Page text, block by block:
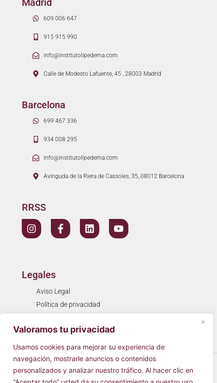
Valoramos tu privacidad
Usamos cookies para mejorar su experiencia de
navegación, mostrarle anuncios o contenidos
personalizados y analizar nuestro tráfico. Al hacer clic en
Madrid
609 006 647
915 915 990
info@institutolipedema.com
Calle de Modesto Lafuente, 45 , 28003 Madrid
Barcelona
699 467 336
934 008 295
info@institutolipedema.com
Avinguda de la Riera de Cassoles, 35, 08012 Barcelona
RRSS
Legales
Aviso Legal
Política de privacidad
Resolución de litigios
© 2026 Cínica Simarro Todos los derechos reservados.